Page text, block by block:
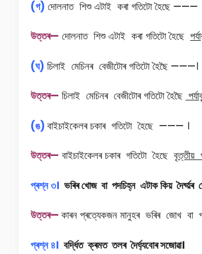
(গ) দোলনাত শিশু এটাই কৰা গতিটো হৈছে ———
উত্তৰ— দোলনাত শিশু এটাই কৰা গতিটো হৈছে
(ঘ) চিলাই মেচিনৰ বেজীটোৰ গতিটো হৈছৈ ———।
উত্তৰ— চিলাই মেচিনৰ বেজীটোৰ গতিটো হৈছৈ
(ঙ) বাইচাইকেলৰ চকাৰ গতিটো হৈছে ——— ।
উত্তৰ— বাইচাইকেলৰ চকাৰ গতিটো হৈছে বৃত্তীয়
প্ৰশ্ন ৩। ভৰিৰ খোজ বা পদচিহ্ন এটাক কিয়
উত্তৰ— কাৰন প্ৰত্যেকজন মানুহৰ ভৰিৰ জোখ বা
প্ৰশ্ন ৪। বৰ্দ্ধিত ক্ৰমত তলৰ দৈৰ্ঘ্যবোৰ সজোৱা।